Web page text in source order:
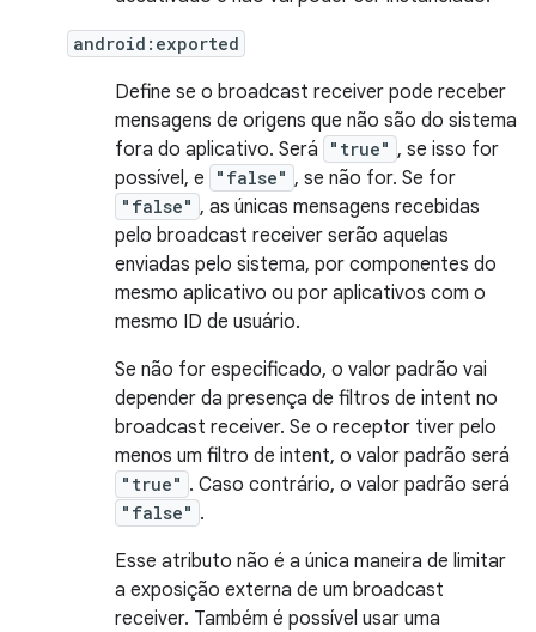
android:exported
Define se o broadcast receiver pode receber
mensagens de origens que não são do sistema
fora do aplicativo. Será
"true" , se isso for
possível, e
"false" , se não for. Se for
"false" , as únicas mensagens recebidas
pelo broadcast receiver serão aquelas
enviadas pelo sistema, por componentes do
mesmo aplicativo ou por aplicativos com o
mesmo ID de usuário.
Se não for especificado, o valor padrão vai
depender da presença de filtros de intent no
broadcast receiver. Se o receptor tiver pelo
menos um filtro de intent, o valor padrão será
"true" . Caso contrário, o valor padrão será
"false" .
Esse atributo não é a única maneira de limitar
a exposição externa de um broadcast
receiver. Também é possível usar uma